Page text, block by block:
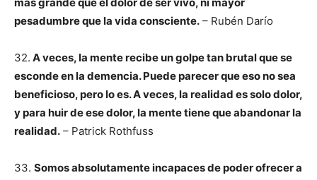
pesadumbre que la vida consciente. – Rubén Darío
32. A veces, la mente recibe un golpe tan brutal que se
esconde en la demencia. Puede parecer que eso no sea
beneficioso, pero lo es. A veces, la realidad es solo dolor,
y para huir de ese dolor, la mente tiene que abandonar la
realidad. – Patrick Rothfuss
33. Somos absolutamente incapaces de poder ofrecer a